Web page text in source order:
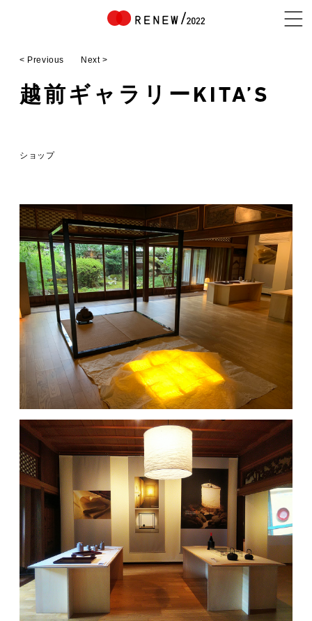
EXHIBITOR
MOVIE
ACCESS / STAY
CONTACT
< Previous Next >
越前ギャラリーKITA’S
ショップ